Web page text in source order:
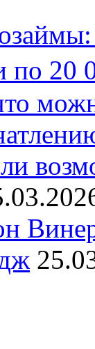
по 20